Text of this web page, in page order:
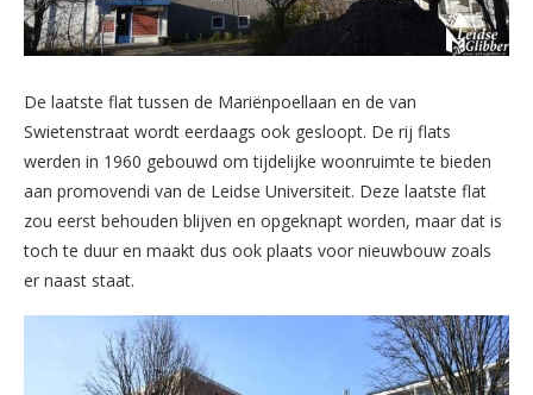
De laatste flat tussen de Mariënpoellaan en de van
Swietenstraat wordt eerdaags ook gesloopt. De rij flats
werden in 1960 gebouwd om tijdelijke woonruimte te bieden
aan promovendi van de Leidse Universiteit. Deze laatste flat
zou eerst behouden blijven en opgeknapt worden, maar dat is
toch te duur en maakt dus ook plaats voor nieuwbouw zoals
er naast staat.